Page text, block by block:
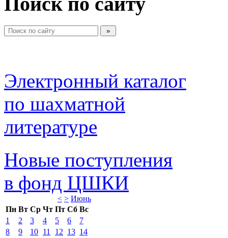
Электронный каталог
по шахматной
литературе
Новые поступления
в фонд ЦШКИ
< > Июнь
Пн Вт Ср Чт Пт Сб Вс
1
2 3 4 5 6
7
8
9 10 11 12 13 14